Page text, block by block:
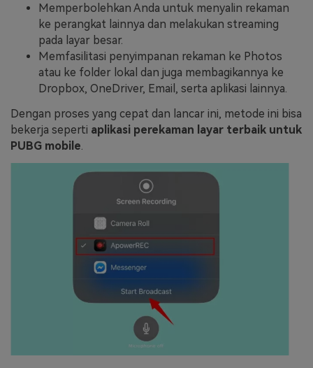
Memperbolehkan Anda untuk menyalin rekaman
ke perangkat lainnya dan melakukan streaming
pada layar besar.
Memfasilitasi penyimpanan rekaman ke Photos
atau ke folder lokal dan juga membagikannya ke
Dropbox, OneDriver, Email, serta aplikasi lainnya.
Dengan proses yang cepat dan lancar ini, metode ini bisa
bekerja seperti aplikasi perekaman layar terbaik untuk
PUBG mobile.